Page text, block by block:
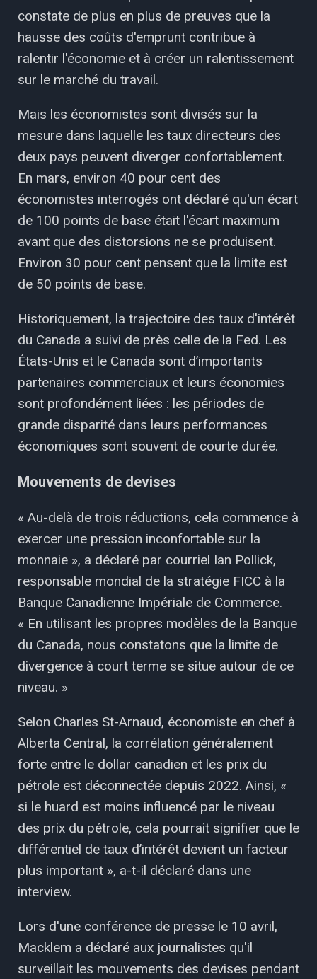
constate de plus en plus de preuves que la
hausse des coûts d'emprunt contribue à
ralentir l'économie et à créer un ralentissement
sur le marché du travail.
Mais les économistes sont divisés sur la
mesure dans laquelle les taux directeurs des
deux pays peuvent diverger confortablement.
En mars, environ 40 pour cent des
économistes interrogés ont déclaré qu'un écart
de 100 points de base était l'écart maximum
avant que des distorsions ne se produisent.
Environ 30 pour cent pensent que la limite est
de 50 points de base.
Historiquement, la trajectoire des taux d'intérêt
du Canada a suivi de près celle de la Fed. Les
États-Unis et le Canada sont d’importants
partenaires commerciaux et leurs économies
sont profondément liées : les périodes de
grande disparité dans leurs performances
économiques sont souvent de courte durée.
Mouvements de devises
« Au-delà de trois réductions, cela commence à
exercer une pression inconfortable sur la
monnaie », a déclaré par courriel Ian Pollick,
responsable mondial de la stratégie FICC à la
Banque Canadienne Impériale de Commerce.
« En utilisant les propres modèles de la Banque
du Canada, nous constatons que la limite de
divergence à court terme se situe autour de ce
niveau. »
Selon Charles St-Arnaud, économiste en chef à
Alberta Central, la corrélation généralement
forte entre le dollar canadien et les prix du
pétrole est déconnectée depuis 2022. Ainsi, «
si le huard est moins influencé par le niveau
des prix du pétrole, cela pourrait signifier que le
différentiel de taux d’intérêt devient un facteur
plus important », a-t-il déclaré dans une
interview.
Lors d'une conférence de presse le 10 avril,
Macklem a déclaré aux journalistes qu'il
surveillait les mouvements des devises pendant